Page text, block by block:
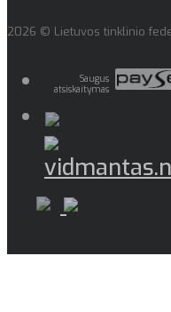
2026 © Lietuvos tinklinio
Saugus
atsiskaitymas